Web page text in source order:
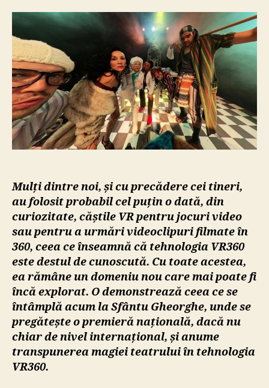
Tehnologia
VR360,
folosită
pentru
prima
oară
în
teatru
la
Sfântu
Gheorghe
Mulți dintre noi, și cu precădere cei tineri,
au folosit probabil cel puțin o dată, din
curiozitate, căștile VR pentru jocuri video
sau pentru a urmări videoclipuri filmate în
360, ceea ce înseamnă că tehnologia VR360
este destul de cunoscută. Cu toate acestea,
ea rămâne un domeniu nou care mai poate fi
încă explorat. O demonstrează ceea ce se
întâmplă acum la Sfântu Gheorghe, unde se
pregătește o premieră națională, dacă nu
chiar de nivel internațional, și anume
transpunerea magiei teatrului în tehnologia
VR360.